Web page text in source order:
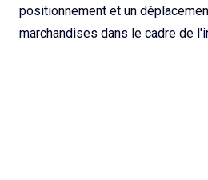
positionnement et un
marchandises dans le cadre de